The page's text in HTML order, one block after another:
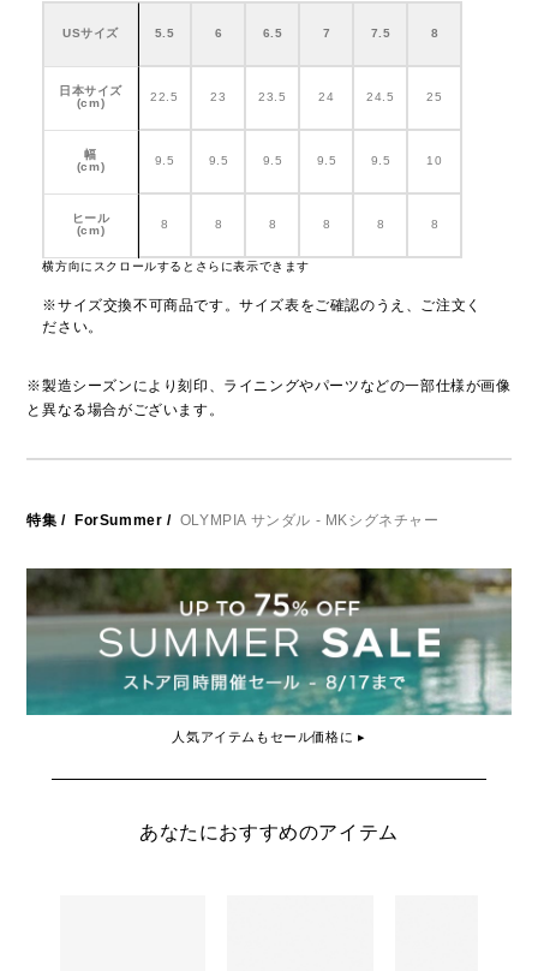
USサイズ 5.5 6 6.5 7 7.5 8
日本サイズ
(cm)
22.5 23 23.5 24 24.5 25
幅
(cm)
9.5 9.5 9.5 9.5 9.5 10
ヒール
(cm)
8 8 8 8 8 8
横方向にスクロールするとさらに表示できます
※サイズ交換不可商品です。サイズ表をご確認のうえ、ご注文く
ださい。
※製造シーズンにより刻印、ライニングやパーツなどの一部仕様が画像
と異なる場合がございます。
特集 / ForSummer / OLYMPIA サンダル - MKシグネチャー
人気アイテムもセール価格に ▸
あなたにおすすめのアイテム